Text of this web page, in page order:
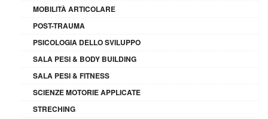
MOBILITÀ ARTICOLARE
POST-TRAUMA
PSICOLOGIA DELLO SVILUPPO
SALA PESI & BODY BUILDING
SALA PESI & FITNESS
SCIENZE MOTORIE APPLICATE
STRECHING